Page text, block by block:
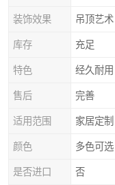
装饰效果 吊顶艺术
库存 充足
特色 经久耐用
售后 完善
适用范围 家居定制
颜色 多色可选
是否进口 否